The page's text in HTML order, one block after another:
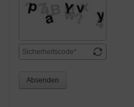
Absenden